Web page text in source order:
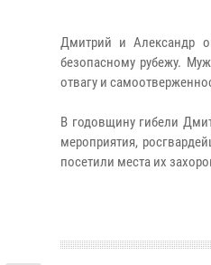
Дмитрий и Александр
безопасному рубежу.
отвагу и
В годовщину гибели
мероприятия,
посетили места их